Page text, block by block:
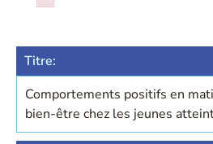
Titre:
Comportements positifs en
bien-être chez les jeunes
Failed to initialize plugin: wplink